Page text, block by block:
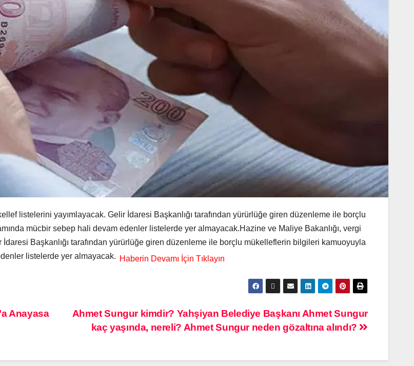
listelerini yayımlayacak. Gelir İdaresi Başkanlığı tarafından yürürlüğe giren düzenleme ile borçlu
mücbir sebep hali devam edenler listelerde yer almayacak.Hazine ve Maliye Bakanlığı, vergi
Başkanlığı tarafından yürürlüğe giren düzenleme ile borçlu mükelleflerin bilgileri kamuoyuyla
listelerde yer almayacak.
Ahmet Sungur kimdir? Yahşiyan Belediye Başkanı Ahmet Sungur
kaç yaşında, nereli? Ahmet Sungur neden gözaltına alındı?
Anayasa